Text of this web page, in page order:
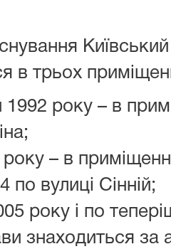
в трьох
року – в
року – в
вулиці Сінній;
року і по
знаходиться